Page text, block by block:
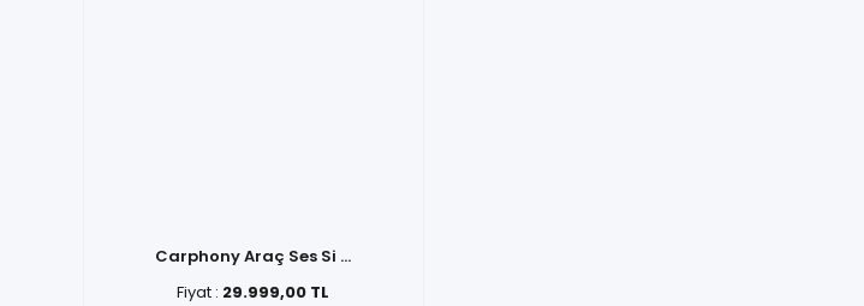
Carphony Araç Ses Si ...
Fiyat : 29.999,00 TL